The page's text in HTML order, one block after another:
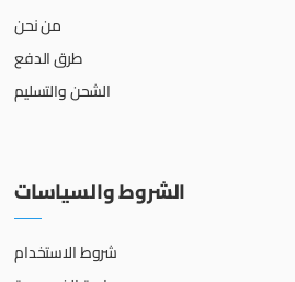
من نحن
طرق الدفع
الشحن والتسليم
الشروط والسياسات
شروط الاستخدام